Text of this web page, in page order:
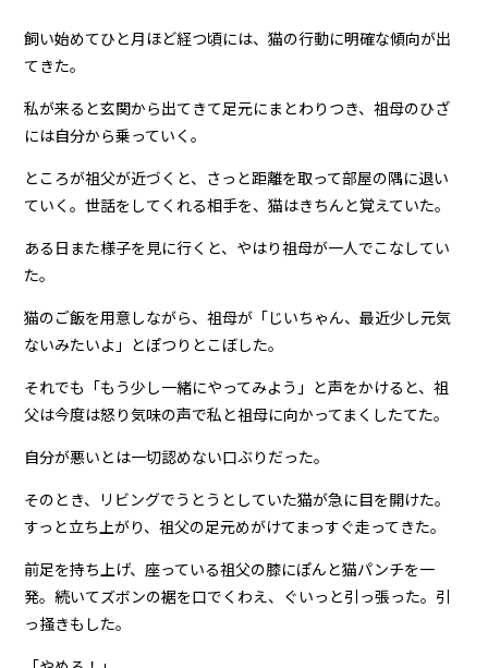
飼い始めてひと月ほど経つ頃には、猫の行動に明確な傾向が出
てきた。
私が来ると玄関から出てきて足元にまとわりつき、祖母のひざ
には自分から乗っていく。
ところが祖父が近づくと、さっと距離を取って部屋の隅に退い
ていく。世話をしてくれる相手を、猫はきちんと覚えていた。
ある日また様子を見に行くと、やはり祖母が一人でこなしてい
た。
猫のご飯を用意しながら、祖母が「じいちゃん、最近少し元気
ないみたいよ」とぽつりとこぼした。
それでも「もう少し一緒にやってみよう」と声をかけると、祖
父は今度は怒り気味の声で私と祖母に向かってまくしたてた。
自分が悪いとは一切認めない口ぶりだった。
そのとき、リビングでうとうとしていた猫が急に目を開けた。
すっと立ち上がり、祖父の足元めがけてまっすぐ走ってきた。
前足を持ち上げ、座っている祖父の膝にぽんと猫パンチを一
発。続いてズボンの裾を口でくわえ、ぐいっと引っ張った。引
っ掻きもした。